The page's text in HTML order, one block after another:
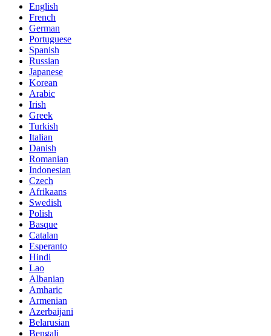
English
French
German
Portuguese
Spanish
Russian
Japanese
Korean
Arabic
Irish
Greek
Turkish
Italian
Danish
Romanian
Indonesian
Czech
Afrikaans
Swedish
Polish
Basque
Catalan
Esperanto
Hindi
Lao
Albanian
Amharic
Armenian
Azerbaijani
Belarusian
Bengali